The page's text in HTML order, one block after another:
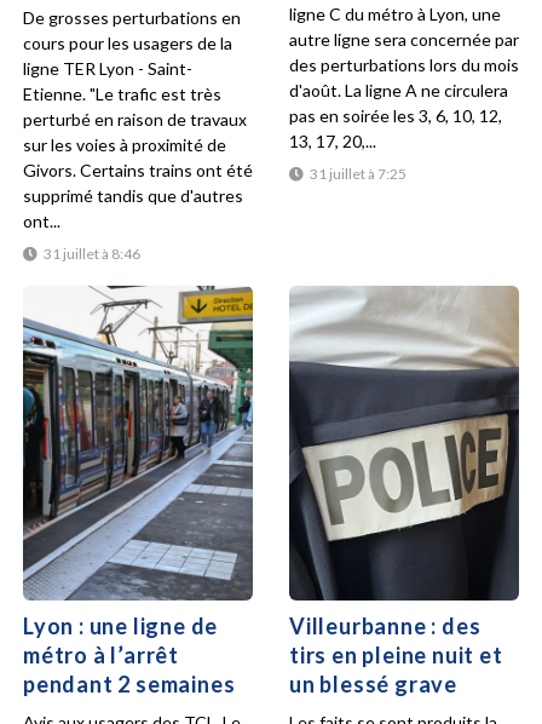
31 juillet à 8:46
De grosses perturbations en
cours pour les usagers de la
ligne TER Lyon - Saint-
Etienne. "Le trafic est très
perturbé en raison de travaux
sur les voies à proximité de
Givors. Certains trains ont été
supprimé tandis que d'autres
ont...
31 juillet à 7:25
ligne C du métro à Lyon, une
autre ligne sera concernée par
des perturbations lors du mois
d'août. La ligne A ne circulera
pas en soirée les 3, 6, 10, 12,
13, 17, 20,...
Lyon : une ligne de
métro à l’arrêt
pendant 2 semaines
Villeurbanne : des
tirs en pleine nuit et
un blessé grave